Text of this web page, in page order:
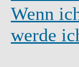
Wenn
werde